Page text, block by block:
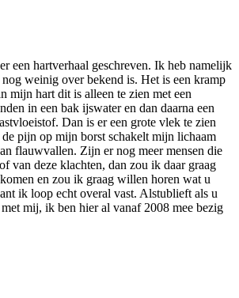
een hartverhaal geschreven. Ik heb namelijk
weinig over bekend is. Het is een kramp
mijn hart dit is alleen te zien met een
in een bak ijswater en dan daarna een
Dan is er een grote vlek te zien
pijn op mijn borst schakelt mijn lichaam
flauwvallen. Zijn er nog meer mensen die
van deze klachten, dan zou ik daar graag
en zou ik graag willen horen wat u
ik loop echt overal vast. Alstublieft als u
mij, ik ben hier al vanaf 2008 mee bezig